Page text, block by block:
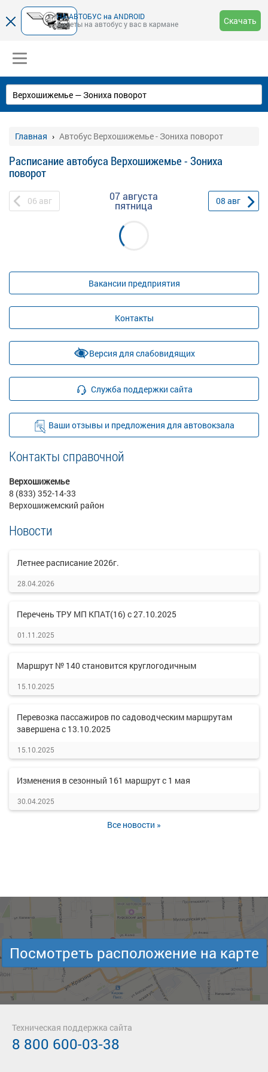
НА-АВТОБУС на ANDROID
Билеты на автобус у вас в кармане
Скачать
Главная Автобус Верхошижемье - Зониха поворот
Расписание автобуса Верхошижемье - Зониха
поворот
06 авг 07 августа
пятница 08 авг
Вакансии предприятия
Контакты
Версия для слабовидящих
Служба поддержки сайта
Ваши отзывы и предложения для автовокзала
Контакты справочной
Верхошижемье
8 (833) 352-14-33
Верхошижемский район
Новости
Летнее расписание 2026г.
28.04.2026
Перечень ТРУ МП КПАТ(16) с 27.10.2025
01.11.2025
Маршрут № 140 становится круглогодичным
15.10.2025
Перевозка пассажиров по садоводческим маршрутам
завершена с 13.10.2025
15.10.2025
Изменения в сезонный 161 маршрут с 1 мая
30.04.2025
Все новости »
Посмотреть расположение на карте
Техническая поддержка сайта
8 800 600-03-38